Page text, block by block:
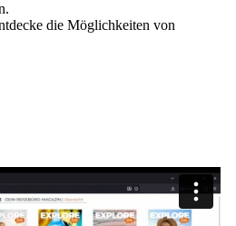
die Möglichkeiten von